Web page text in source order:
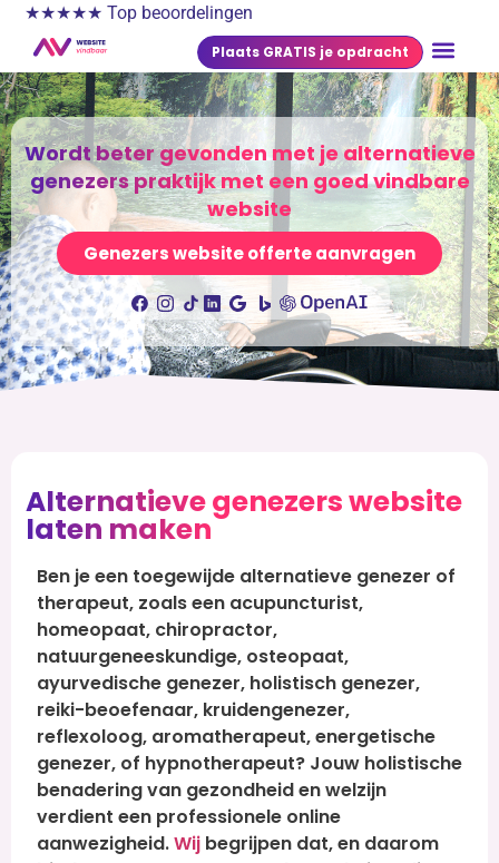
★★★★★ Top beoordelingen
Plaats GRATIS je opdracht
Wordt beter gevonden met je alternatieve
genezers praktijk met een goed vindbare
website
Genezers website offerte aanvragen
Alternatieve genezers website
laten maken
Ben je een toegewijde alternatieve genezer of
therapeut, zoals een acupuncturist,
homeopaat, chiropractor,
natuurgeneeskundige, osteopaat,
ayurvedische genezer, holistisch genezer,
reiki-beoefenaar, kruidengenezer,
reflexoloog, aromatherapeut, energetische
genezer, of hypnotherapeut? Jouw holistische
benadering van gezondheid en welzijn
verdient een professionele online
aanwezigheid.Wijbegrijpen dat, en daarom